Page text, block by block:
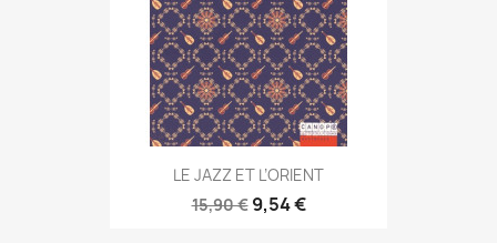
LE JAZZ ET L’ORIENT
15,90 € 9,54 €